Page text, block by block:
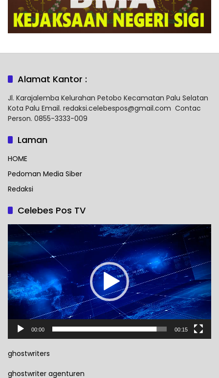
Alamat Kantor :
Jl. Karajalemba Kelurahan Petobo Kecamatan Palu Selatan
Kota Palu Email. redaksi.celebespos@gmail.com Contac
Person. 0855-3333-009
Laman
HOME
Pedoman Media Siber
Redaksi
Celebes Pos TV
Pemutar
Video
00:00 00:15
ghostwriters
ghostwriter agenturen